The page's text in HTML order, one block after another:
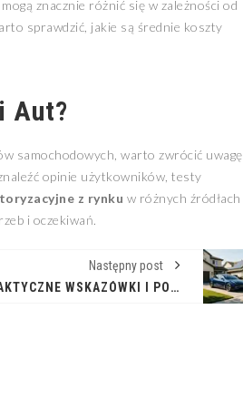
znacznie różnić się w zależności od
sprawdzić, jakie są średnie koszty
Aut?
samochodowych, warto zwrócić uwagę
opinie użytkowników, testy
z rynku w różnych źródłach
i oczekiwań.
Następny post
TESLA: PRAKTYCZNE WSKAZÓWKI I PORADY DLA WŁAŚCICIELI